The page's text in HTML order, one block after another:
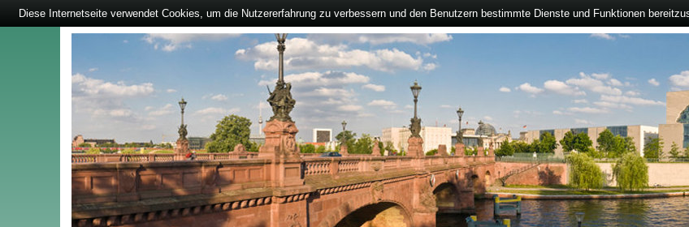
Diese Internetseite verwendet Cookies, um die Nutzererfahrung zu verbessern und den Benutzern bestimmte Dienste und Funktionen